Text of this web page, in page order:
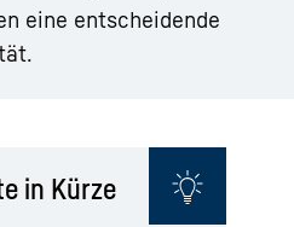
eine entscheidende
in Kürze